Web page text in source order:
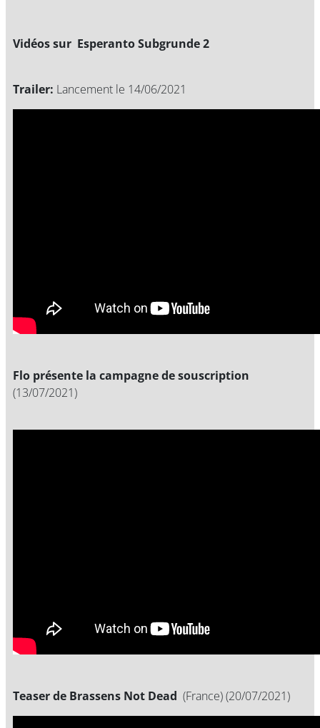
Vidéos sur Esperanto Subgrunde 2
Trailer: Lancement le 14/06/2021
Flo présente la campagne de souscription
(13/07/2021)
Teaser de Brassens Not Dead (France) (20/07/2021)